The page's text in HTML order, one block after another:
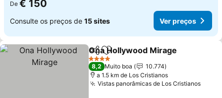
De € 150
Consulte os preços de 15 sites Ver preços
PartilharAdicionar aos favoritos
Ona Hollywood Mirage
4 Estrelas
8,2 Muito boa
10.774
a 1.5 km de Los Cristianos
Vistas panorâmicas de Los Cristianos